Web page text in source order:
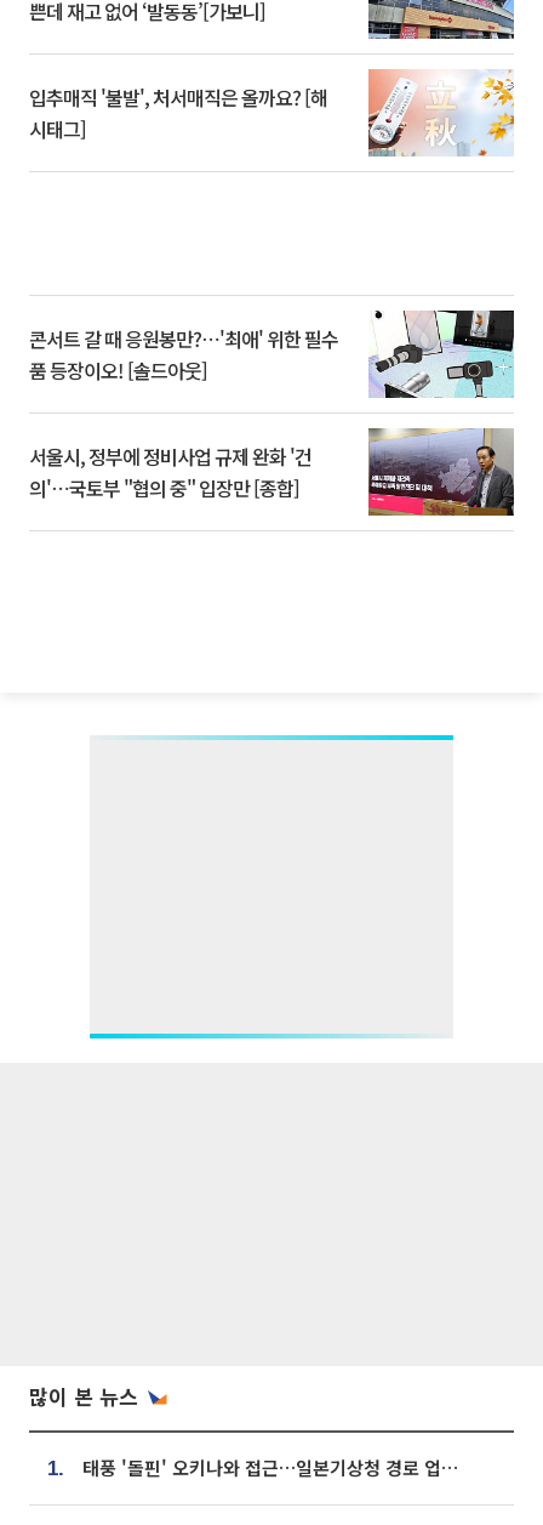
쁜데 재고 없어 ‘발동동’[가보니]
입추매직 '불발', 처서매직은 올까요? [해
시태그]
콘서트 갈 때 응원봉만?⋯'최애' 위한 필수
품 등장이오! [솔드아웃]
서울시, 정부에 정비사업 규제 완화 '건
의'⋯국토부 "협의 중" 입장만 [종합]
많이 본 뉴스
1. 태풍 '돌핀' 오키나와 접근…일본기상청 경로 업데이트